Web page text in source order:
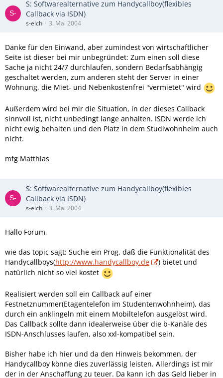
S: Softwarealternative zum Handycallboy(flexibles
Callback via ISDN)
s-elch 3. Mai 2004
Danke für den Einwand, aber zumindest von wirtschaftlicher
Seite ist dieser bei mir unbegründet: Zum einen soll diese
Sache ja nicht 24/7 durchlaufen, sondern Bedarfsabhängig
geschaltet werden, zum anderen steht der Server in einer
Wohnung, die Miet- und Nebenkostenfrei "vermietet" wird
Außerdem wird bei mir die Situation, in der dieses Callback
sinnvoll ist, nicht unbedingt lange anhalten. ISDN werde ich
nicht ewig behalten und den Platz in dem Studiwohnheim auch
nicht.
mfg Matthias
S: Softwarealternative zum Handycallboy(flexibles
Callback via ISDN)
s-elch 3. Mai 2004
Hallo Forum,
wie das topic sagt: Suche ein Prog, daß die Funktionalität des
Handycallboys(http://www.handycallboy.de
) bietet und
natürlich nicht so viel kostet
Realisiert werden soll ein Callback auf einer
Festnetznummer(Etagentelefon im Studentenwohnheim), das
durch ein anklingeln mit einem Mobiltelefon ausgelöst wird.
Das Callback sollte dann idealerweise über die b-Kanäle des
ISDN-Anschlusses laufen, also xxl-kompatibel sein.
Bisher habe ich hier und da den Hinweis bekommen, der
Handycallboy könne dies zuverlässig leisten. Allerdings ist mir
der in der Anschaffung zu teuer. Da kann ich das Geld lieber in